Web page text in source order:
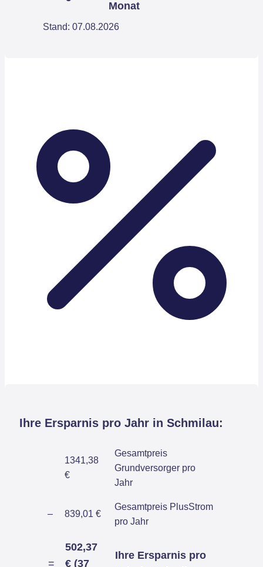
Monat
Stand: 07.08.2026
Ihre Ersparnis pro Jahr in Schmilau:
1341,38
€
Gesamtpreis
Grundversorger pro
Jahr
– 839,01 €
Gesamtpreis PlusStrom
pro Jahr
=
502,37
€ (37
Ihre Ersparnis pro